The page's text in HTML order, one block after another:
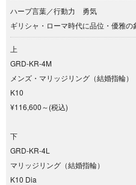
ハーブ言葉／行動力 勇気
ギリシャ・ローマ時代に品位・優雅
上
GRD-KR-4M
メンズ・マリッジリング（結婚指輪）
K10
¥116,600～(税込)
下
GRD-KR-4L
マリッジリング（結婚指輪）
K10 Dia